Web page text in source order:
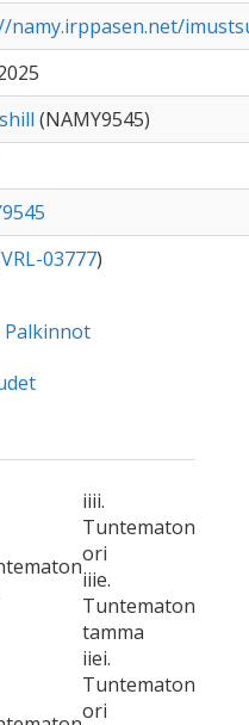
namy.irppasen.net/
(NAMY9545)
VRL-03777)
Palkinnot
iiii.
Tuntematon
ori
iiie.
Tuntematon
tamma
iiei.
Tuntematon
ori